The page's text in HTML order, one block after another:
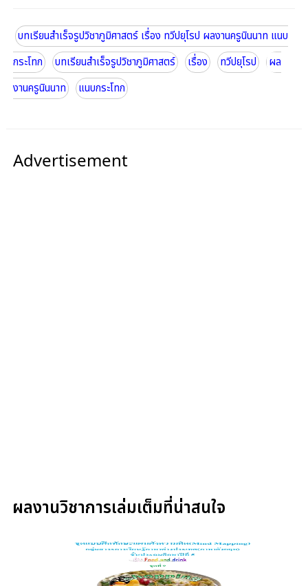
บทเรียนสำเร็จรูปวิชาภูมิศาสตร์ เรื่อง ทวีปยุโรป ผลงานครูนินนาท แนบ
กระโทก
บทเรียนสำเร็จรูปวิชาภูมิศาสตร์ เรื่อง ทวีปยุโรป
ผล
งานครูนินนาท
แนบกระโทก
Advertisement
ผลงานวิชาการเล่มเต็มที่น่าสนใจ